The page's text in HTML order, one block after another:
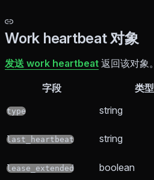
Work heartbeat 对象
发送 work heartbeat 返回该对象。
字段 类型
type string
last_heartbeat string
lease_extended boolean